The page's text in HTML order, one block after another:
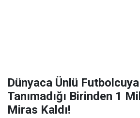
Dünyaca Ünlü
Tanımadığı Birinden 1
Miras Kaldı!